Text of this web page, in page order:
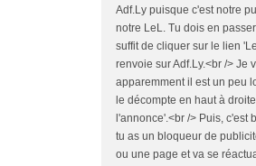
Adf.Ly puisque c'est notre
notre LeL. Tu dois en passer
suffit de cliquer sur le lien
renvoie sur Adf.Ly.<br /> Je
apparemment il est un peu
le décompte en haut à
l'annonce'.<br /> Puis, c'est
tu as un bloqueur de
ou une page et va se